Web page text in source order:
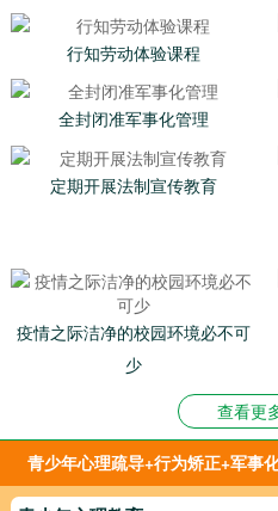
行知劳动体验课程
全封闭准军事化管理
定期开展法制宣传教育
疫情之际洁净的校园环境必不可
少
查看更
青少年心理疏导+行为矫正+军事